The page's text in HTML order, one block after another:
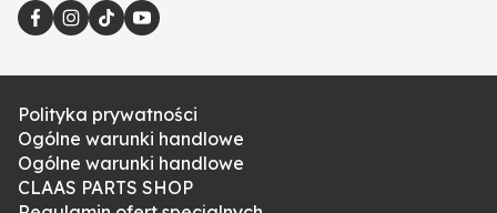
Polityka prywatności
Ogólne warunki handlowe
Ogólne warunki handlowe
CLAAS PARTS SHOP